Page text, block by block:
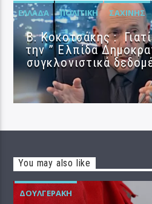
ΕΛΛΆΔΑ ΠΟΛΙΤΙΚΉ ΣΑΧΊΝΗΣ
Β. Κοκοτσάκης :
την ” Ελπίδα
συγκλονιστικά
You may also like
ΔΟΥΛΓΕΡΆΚΗ